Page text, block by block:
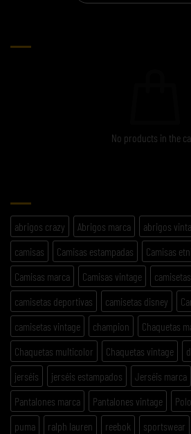
No products in the
abrigos crazy Abrigos marca abrigos
camisas
Camisas estampadas Camisas
Camisas marca
Camisas vintage camisetas
camisetas deportivas
camisetas disney
camisetas vintage
champion
Chaquetas
Chaquetas multicolor
Chaquetas vintage
jerséis
jerséis estampados Jerséis marca
Pantalones marca
Pantalones vintage
puma
ralph lauren reebok sportswear